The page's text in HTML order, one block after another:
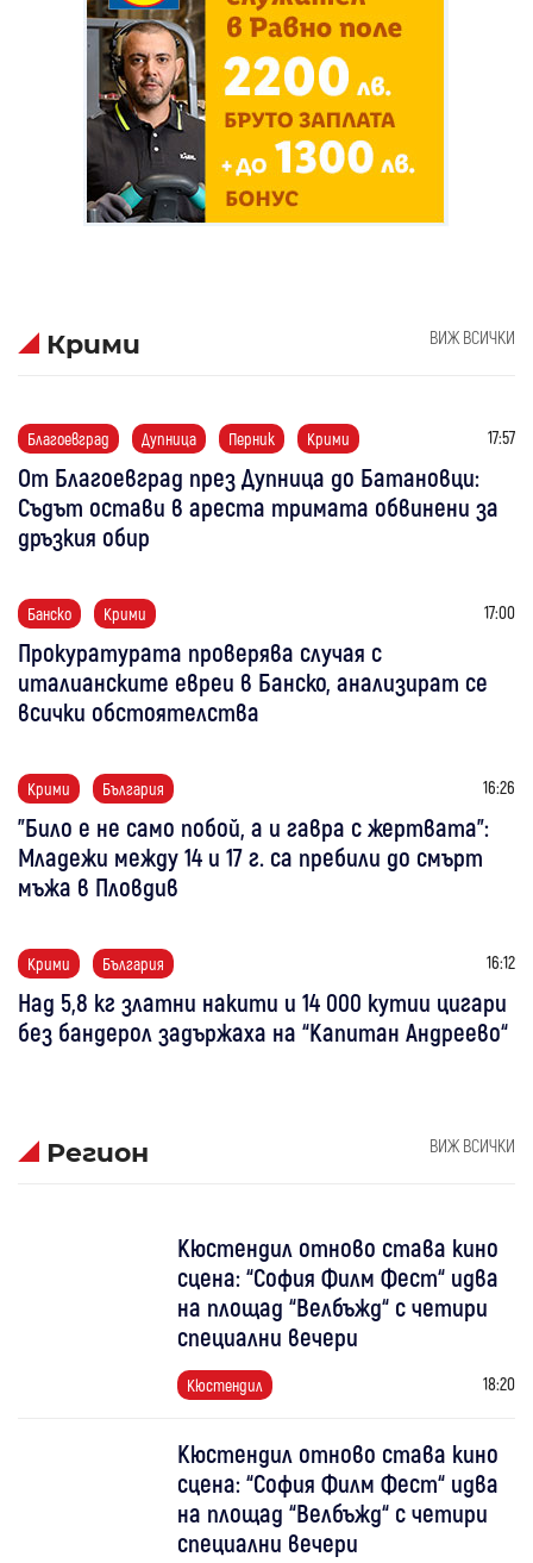
Крими ВИЖ ВСИЧКИ
Благоевград Дупница Перник Крими 17:57
От Благоевград през Дупница до Батановци:
Съдът остави в ареста тримата обвинени за
дръзкия обир
Банско Крими 17:00
Прокуратурата проверява случая с
италианските евреи в Банско, анализират се
всички обстоятелства
Крими България 16:26
"Било е не само побой, а и гавра с жертвата":
Младежи между 14 и 17 г. са пребили до смърт
мъжа в Пловдив
Крими България 16:12
Над 5,8 кг златни накити и 14 000 кутии цигари
без бандерол задържаха на “Капитан Андреево“
Регион ВИЖ ВСИЧКИ
Кюстендил отново става кино
сцена: “София Филм Фест“ идва
на площад “Велбъжд“ с четири
специални вечери
Кюстендил 18:20
Кюстендил отново става кино
сцена: “София Филм Фест“ идва
на площад “Велбъжд“ с четири
специални вечери